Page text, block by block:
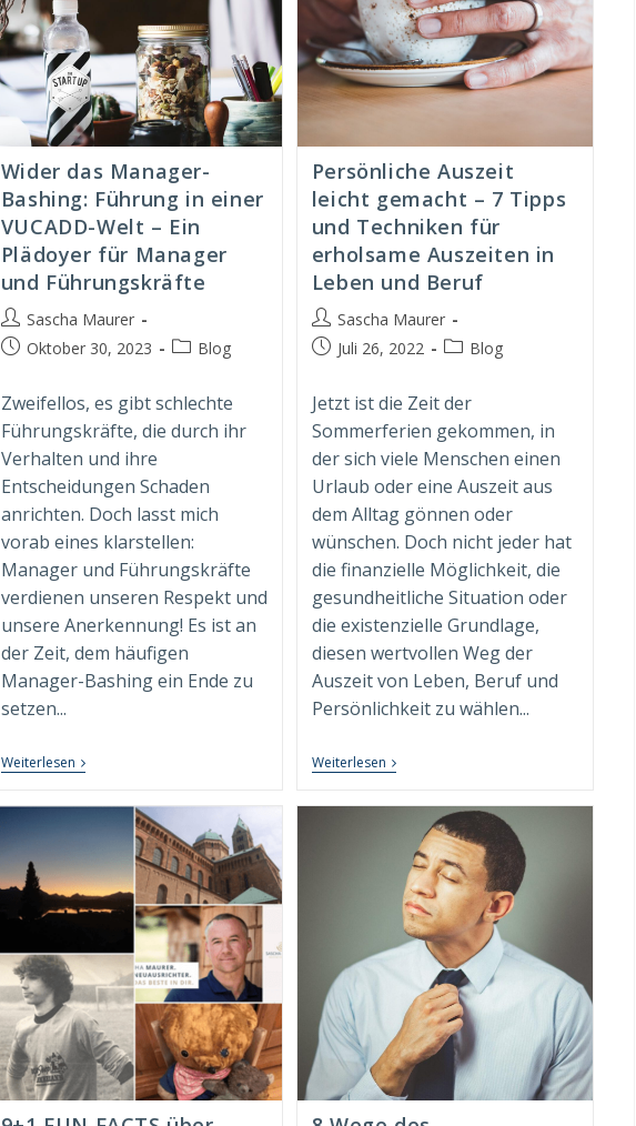
Wider das Manager-
Bashing: Führung in einer
VUCADD-Welt – Ein
Plädoyer für Manager
und Führungskräfte
Beitrags-
Autor:
Sascha Maurer
BeitragOktober 30, 2023
Beitrags-
Blog
Zweifellos, es gibt schlechte
Führungskräfte, die durch ihr
Verhalten und ihre
Entscheidungen Schaden
anrichten. Doch lasst mich
vorab eines klarstellen:
Manager und Führungskräfte
verdienen unseren Respekt und
unsere Anerkennung! Es ist an
der Zeit, dem häufigen
Manager-Bashing ein Ende zu
setzen...
WeiterlesenWider
Das
Führung
In
Einer
VUCADD-
Welt
Plädoyer
Manager
Und
Führungskräfte
Persönliche Auszeit
leicht gemacht – 7 Tipps
und Techniken für
erholsame Auszeiten in
Leben und Beruf
Beitrags-
Autor:
Sascha Maurer
BeitragJuli 26, 2022
Beitrags-
Blog
Jetzt ist die Zeit der
Sommerferien gekommen, in
der sich viele Menschen einen
Urlaub oder eine Auszeit aus
dem Alltag gönnen oder
wünschen. Doch nicht jeder hat
die finanzielle Möglichkeit, die
gesundheitliche Situation oder
die existenzielle Grundlage,
diesen wertvollen Weg der
Auszeit von Leben, Beruf und
Persönlichkeit zu wählen...
WeiterlesenPersönliche
Auszeit
Gemacht
Tipps
Und
Techniken
Für
Erholsame
Auszeiten
Leben
Und
Beruf